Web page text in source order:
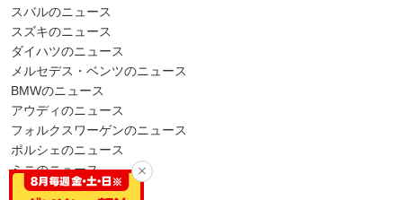
スバルのニュース
スズキのニュース
ダイハツのニュース
メルセデス・ベンツのニュース
BMWのニュース
アウディのニュース
フォルクスワーゲンのニュース
ポルシェのニュース
ミニのニュース
プジョーのニュース